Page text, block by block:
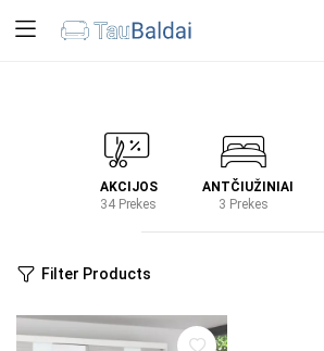
AKCIJOS
34 Prekes
ANTČIUŽINIAI
3 Prekes
Filter Products